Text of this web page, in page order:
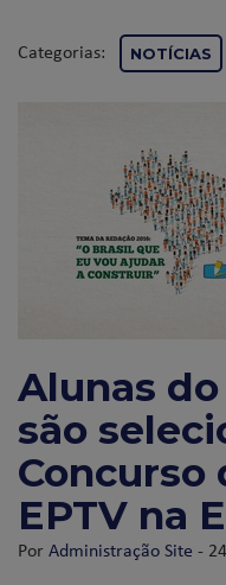
Categorias: NOTÍCIAS
Alunas do
são
Concurso
EPTV na
PorAdministração Site -